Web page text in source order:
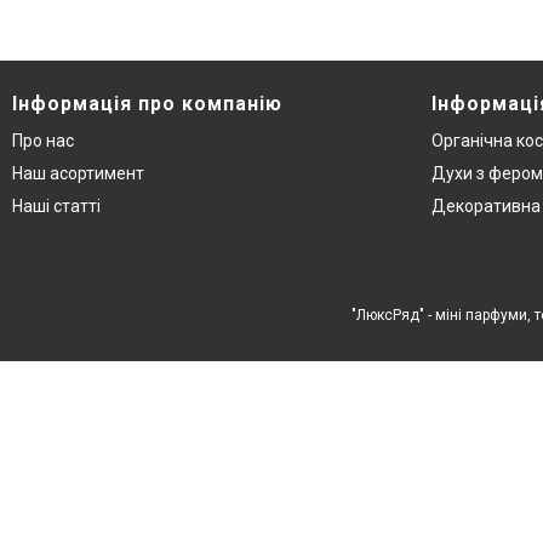
Інформація про компанію
Про нас
Наш асортимент
Наші статті
Органічна
Духи з